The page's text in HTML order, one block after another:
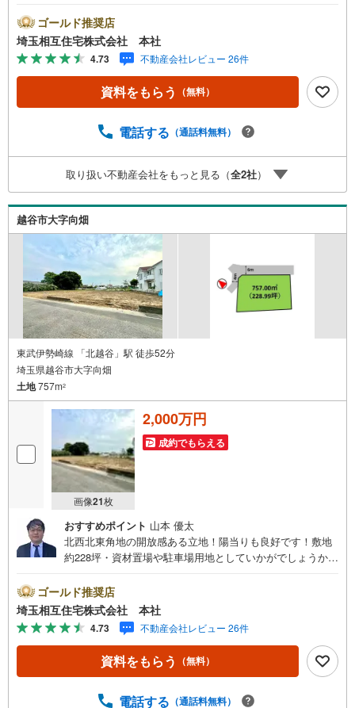
談ください。【お子様がいるお客様でも安心】本社来店専
用のキッズスペースを完備、お子様連れでも落ち着いてご
相談いただけます。チャイルドシートもご用意しておりま
す。【住宅ローンに強い！住宅ローン・契約サポート】本
社在籍の専門スタッフが、金融機関との調整から 審査のポ
イントまで一貫してサポート。現在お借入れがある方、勤
談ください。住宅ローンに詳しいスタッフが、状況に合わ
してご相談いただけます。【本社ならではの総合サポー
ト・検討段階から具体化までスムーズ】まだ迷っている段
階でも問題ありません。物件のご紹介だけでなく、資金計
画、間取りの考え方、建築の注意点、将来的な売却や住み
替えの可能性まで、一つひとつ整理しながらご案内しま
ゴールド推奨店
埼玉相互住宅株式会社 本社
4.73 不動産会社レビュー 26件
資料をもらう （無料）
電話する （通話料無料）
取り扱い不動産会社をもっと見る（全2社）
越谷市大字向畑
東武伊勢崎線 「北越谷」駅 徒歩52分
埼玉県越谷市大字向畑
土地757m2
画像21枚
2,000万円
成約でもらえる
おすすめポイント 山本 優太
北西北東角地の開放感ある立地！陽当りも良好です！敷地
約228坪・資材置場や駐車場用地としていかがでしょうか！
も安心】本社来店専用のキッズスペースを完備、お子様連
れでも落ち着いてご相談いただけます。チャイルドシート
もご用意しております。【住宅ローンに強い！本社直結の
住宅ローン・契約サポート】本社在籍の専門スタッフが、
金融機関との調整から 審査のポイントまで一貫してサポー
ト。現在お借入れがある方、勤続年数が短い方、自己資金
詳しいスタッフが、状況に合わせて無理のない進め方をご
ゴールド推奨店
埼玉相互住宅株式会社 本社
4.73 不動産会社レビュー 26件
資料をもらう （無料）
電話する （通話料無料）